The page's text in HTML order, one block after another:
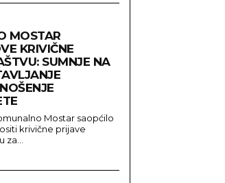
MOSTAR
KRIVIČNE
SUMNJE NA
Mostar saopćilo
krivične prijave